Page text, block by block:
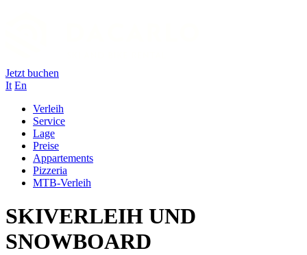
Jetzt buchen
It En
Verleih
Service
Lage
Preise
Appartements
Pizzeria
MTB-Verleih
SKIVERLEIH UND
SNOWBOARD